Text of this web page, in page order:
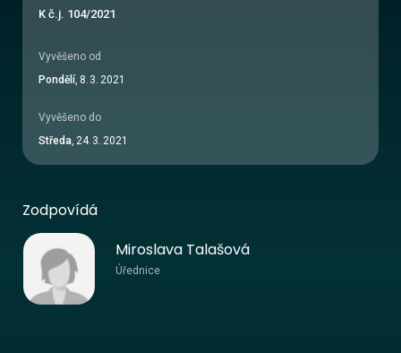
K č.j. 104/2021
Vyvěšeno od
Pondělí, 8. 3. 2021
Vyvěšeno do
Středa, 24. 3. 2021
Zodpovídá
Miroslava Talašová
Úřednice